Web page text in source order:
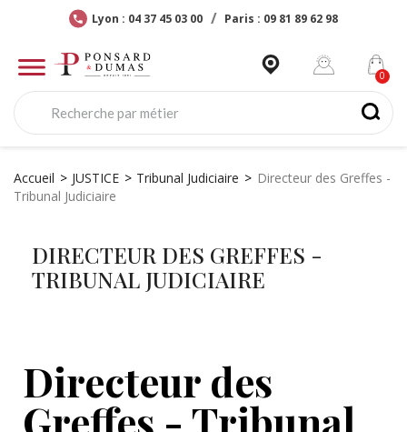
Lyon : 04 37 45 03 00 Paris : 09 81 89 62 98
Accueil JUSTICE Tribunal Judiciaire
Directeur des Greffes -
Tribunal Judiciaire
DIRECTEUR DES GREFFES -
TRIBUNAL JUDICIAIRE
Directeur des
Greffes - Tribunal